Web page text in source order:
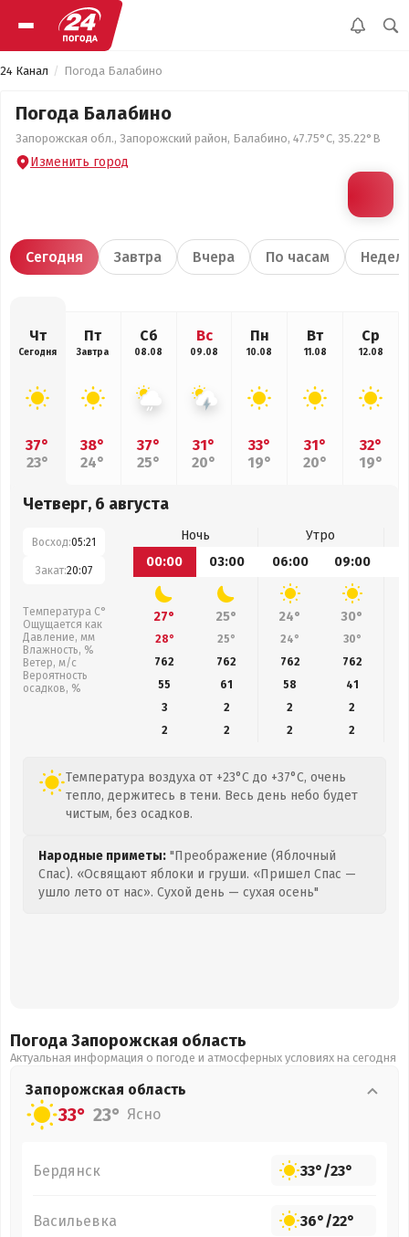
24 Канал Погода Балабино
Погода Балабино
Запорожская обл., Запорожский район, Балабино, 47.75°С, 35.22°В
Изменить город
Сегодня Завтра Вчера По часам
Чт
Сегодня
37°
23°
Пт
Завтра
38°
24°
Сб
08.08
37°
25°
Вс
09.08
31°
20°
Пн
10.08
33°
19°
Вт
11.08
31°
20°
Ср
12.08
32°
19°
Четверг, 6 августа
Восход:05:21
Закат:20:07
Температура С°
Ощущается как
Давление, мм
Влажность, %
Ветер, м/с
Вероятность
осадков, %
Ночь
Утро
00:00
03:00 06:00 09:00
27° 25° 24° 30°
28° 25° 24° 30°
762
762 762 762
55
61 58 41
3
2 2
2
2
2 2 2
Температура воздуха от +23°C до +37°C, очень
тепло, держитесь в тени. Весь день небо будет
чистым, без осадков.
Народные приметы: "Преображение (Яблочный
Спас). «Освящают яблоки и груши. «Пришел Спас —
ушло лето от нас». Сухой день — сухая осень"
Погода Запорожская область
Актуальная информация о погоде и атмосферных условиях на сегодня
Запорожская область
33° 23° Ясно
Бердянск 33°/23°
Васильевка 36°/22°